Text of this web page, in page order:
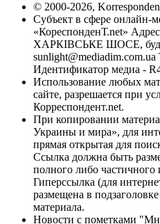
© 2000-2026,
Субъект в сфере онлайн-
«КореспонденТ.net»
ХАРКІВСЬКЕ ШОСЕ,
sunlight@mediadim.com.ua
Идентификатор медиа -
Использование любых
сайте, разрешается при
Корреспондент.net.
При копировании
Украины и мира», для
прямая открытая для
Ссылка должна быть
полного либо частичного
Гиперссылка (для
размещена в
материала.
Новости с пометками